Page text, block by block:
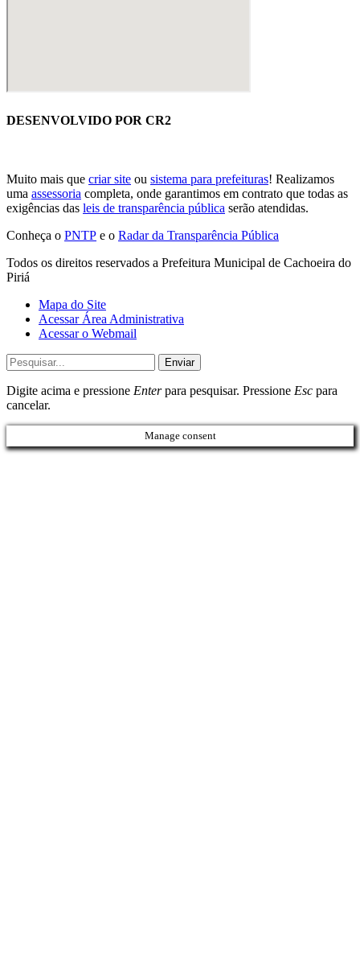
DESENVOLVIDO POR CR2
Muito mais que criar site ou sistema para prefeituras! Realizamos
uma assessoria completa, onde garantimos em contrato que todas as
exigências das leis de transparência pública serão atendidas.
Conheça o PNTP e o Radar da Transparência Pública
Todos os direitos reservados a Prefeitura Municipal de Cachoeira do
Piriá
Mapa do Site
Acessar Área Administrativa
Acessar o Webmail
Enviar
Digite acima e pressione Enterpara pesquisar. Pressione Esc para
cancelar.
Manage consent